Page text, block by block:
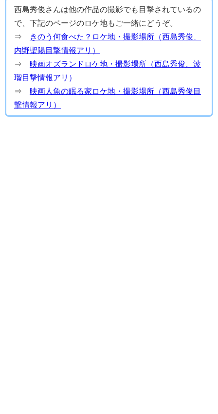
西島秀俊さんは他の作品の撮影でも目撃されているの
で、下記のページのロケ地もご一緒にどうぞ。
⇒
きのう何食べた？ロケ地・撮影場所（西島秀俊、
内野聖陽目撃情報アリ）
⇒ 映画オズランドロケ地・撮影場所（西島秀俊、波
瑠目撃情報アリ）
⇒ 映画人魚の眠る家ロケ地・撮影場所（西島秀俊目
撃情報アリ）